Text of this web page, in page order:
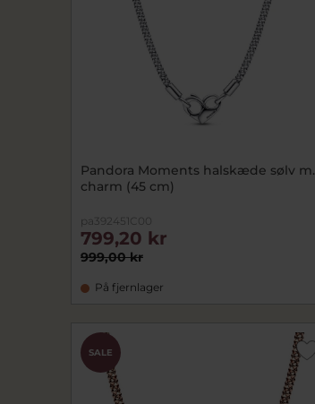
Pandora Moments halskæde sølv m.
charm (45 cm)
pa392451C00
999,00 kr
799,20 kr
På fjernlager
SALE